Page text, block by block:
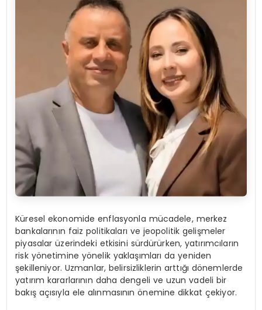
Küresel ekonomide enflasyonla mücadele, merkez
bankalarının faiz politikaları ve jeopolitik gelişmeler
piyasalar üzerindeki etkisini sürdürürken, yatırımcıların
risk yönetimine yönelik yaklaşımları da yeniden
şekilleniyor. Uzmanlar, belirsizliklerin arttığı dönemlerde
yatırım kararlarının daha dengeli ve uzun vadeli bir
bakış açısıyla ele alınmasının önemine dikkat çekiyor.